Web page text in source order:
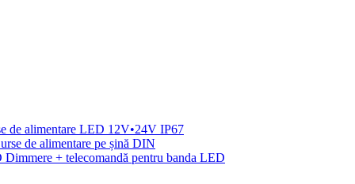
de alimentare LED 12V•24V IP67
de alimentare pe șină DIN
+ telecomandă pentru banda LED